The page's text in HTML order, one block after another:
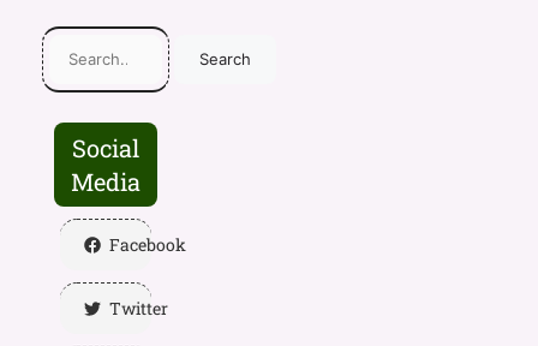
Search
Social
Media
Facebook
Twitter